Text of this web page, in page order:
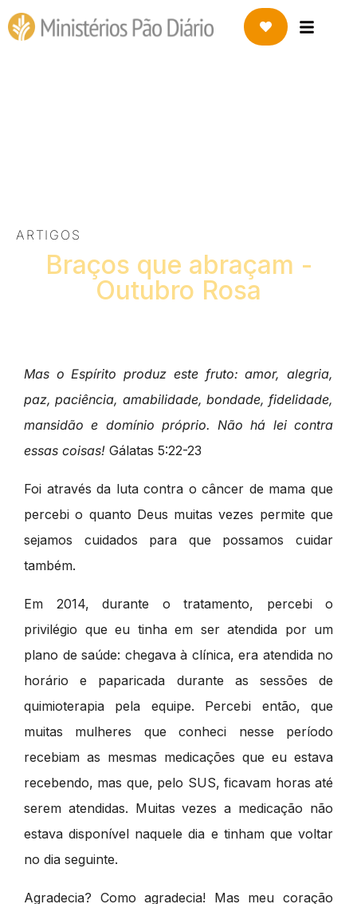
ARTIGOS
Braços que abraçam -
Outubro Rosa
Mas o Espírito produz este fruto: amor, alegria,
paz, paciência, amabilidade, bondade, fidelidade,
mansidão e domínio próprio. Não há lei contra
essas coisas! Gálatas 5:22-23
Foi através da luta contra o câncer de mama que
percebi o quanto Deus muitas vezes permite que
sejamos cuidados para que possamos cuidar
também.
Em 2014, durante o tratamento, percebi o
privilégio que eu tinha em ser atendida por um
plano de saúde: chegava à clínica, era atendida no
horário e paparicada durante as sessões de
quimioterapia pela equipe. Percebi então, que
muitas mulheres que conheci nesse período
recebiam as mesmas medicações que eu estava
recebendo, mas que, pelo SUS, ficavam horas até
serem atendidas. Muitas vezes a medicação não
estava disponível naquele dia e tinham que voltar
no dia seguinte.
Agradecia? Como agradecia! Mas meu coração